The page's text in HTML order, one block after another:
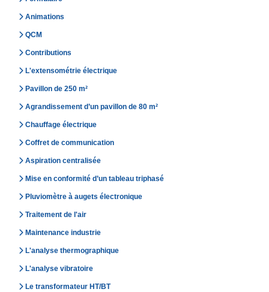
Animations
QCM
Contributions
L'extensométrie électrique
Pavillon de 250 m²
Agrandissement d’un pavillon de 80 m²
Chauffage électrique
Coffret de communication
Aspiration centralisée
Mise en conformité d’un tableau triphasé
Pluviomètre à augets électronique
Traitement de l'air
Maintenance industrie
L'analyse thermographique
L'analyse vibratoire
Le transformateur HT/BT